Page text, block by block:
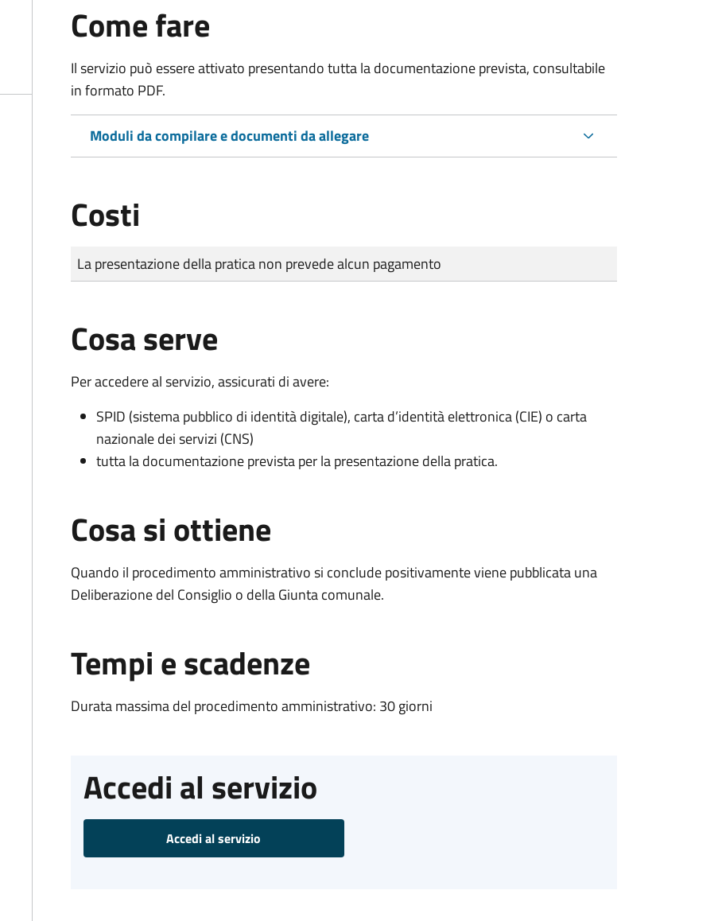
Come fare
Il servizio può essere attivato presentando tutta la documentazione prevista, consultabile
in formato PDF.
Moduli da compilare e documenti da allegare
Costi
Tipo di pagamento
Importo
La presentazione della pratica non prevede alcun pagamento
Cosa serve
Per accedere al servizio, assicurati di avere:
SPID (sistema pubblico di identità digitale), carta d’identità elettronica (CIE) o carta
nazionale dei servizi (CNS)
tutta la documentazione prevista per la presentazione della pratica.
Cosa si ottiene
Quando il procedimento amministrativo si conclude positivamente viene pubblicata una
Deliberazione del Consiglio o della Giunta comunale.
Tempi e scadenze
Durata massima del procedimento amministrativo: 30 giorni
Accedi al servizio
Accedi al servizio